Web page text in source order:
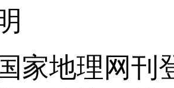
家地理网刊